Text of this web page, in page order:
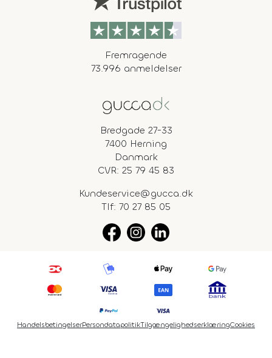
Fremragende
73.996 anmeldelser
Bredgade 27-33
7400 Herning
Danmark
CVR: 25 79 45 83
Kundeservice@gucca.dk
Tlf: 70 27 85 05
HandelsbetingelserPersondatapolitikTilgængelighedserklæringCookies